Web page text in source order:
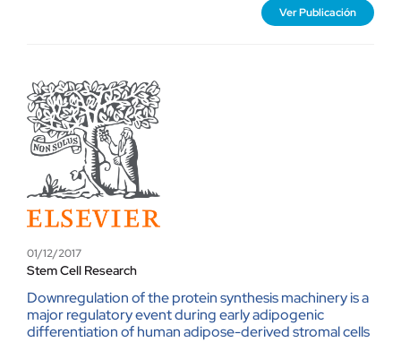
Ver Publicación
01/12/2017
Stem Cell Research
Downregulation of the protein synthesis machinery is a
major regulatory event during early adipogenic
differentiation of human adipose-derived stromal cells